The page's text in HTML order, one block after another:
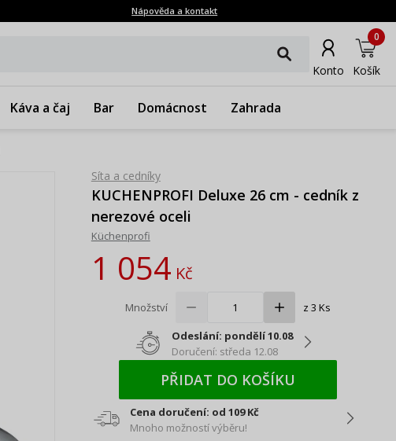
Nápověda a kontakt
Konto Košík
0
Káva a čaj Bar Domácnost Zahrada
Síta a cedníky
KUCHENPROFI Deluxe 26 cm - cedník z
nerezové oceli
Küchenprofi
1 054Kč
Množství z 3 Ks
Odeslání: pondělí 10.08
Doručení: středa 12.08
PŘIDAT DO KOŠÍKU
Cena doručení: od 109 Kč
Mnoho možností výběru!